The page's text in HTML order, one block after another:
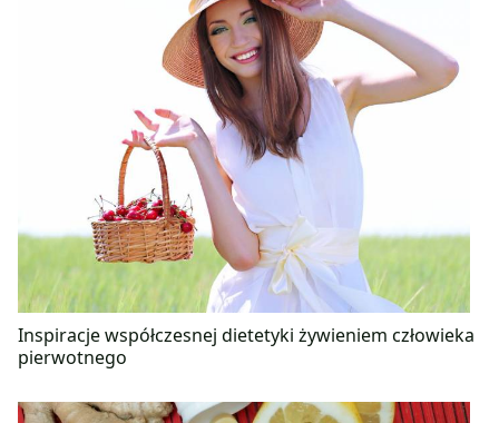
Inspiracje współczesnej dietetyki żywieniem człowieka
pierwotnego